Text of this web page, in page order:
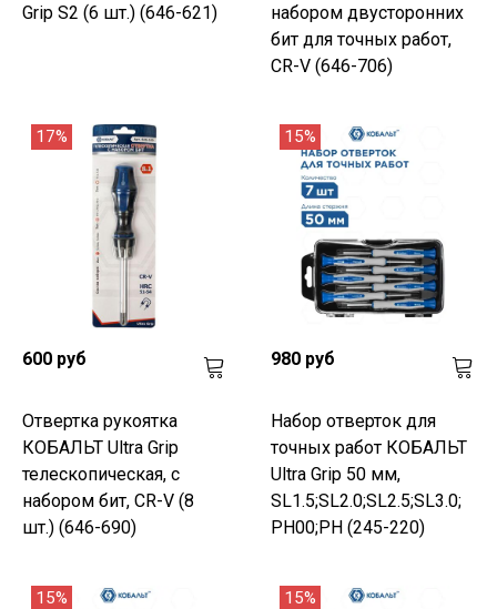
Grip S2 (6 шт.) (646-621)
набором двусторонних
бит для точных работ,
CR-V (646-706)
17%
600 руб
Отвертка рукоятка
КОБАЛЬТ Ultra Grip
телескопическая, с
набором бит, CR-V (8
шт.) (646-690)
15%
980 руб
Набор отверток для
точных работ КОБАЛЬТ
Ultra Grip 50 мм,
SL1.5;SL2.0;SL2.5;SL3.0;
PH00;PH (245-220)
15% 15%